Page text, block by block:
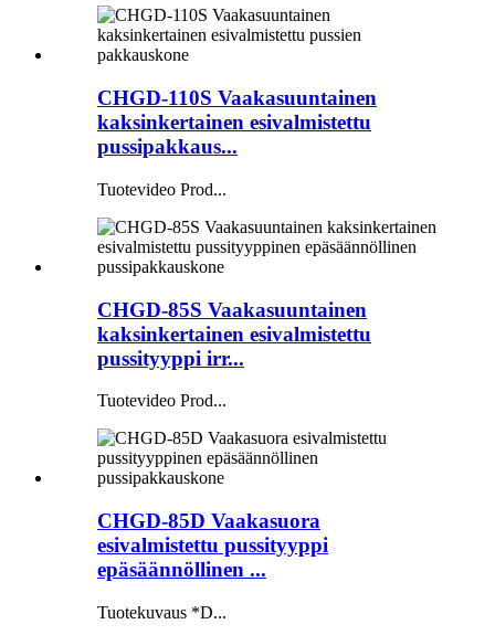
CHGD-110S Vaakasuuntainen
kaksinkertainen esivalmistettu
pussipakkaus...
Tuotevideo Prod...
CHGD-85S Vaakasuuntainen
kaksinkertainen esivalmistettu
pussityyppi irr...
Tuotevideo Prod...
CHGD-85D Vaakasuora
esivalmistettu pussityyppi
epäsäännöllinen ...
Tuotekuvaus *D...